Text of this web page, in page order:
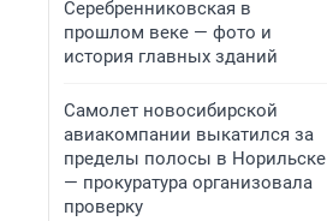
Серебренниковская в
прошлом веке — фото и
история главных зданий
Самолет новосибирской
авиакомпании выкатился за
пределы полосы в Норильске
— прокуратура организовала
проверку